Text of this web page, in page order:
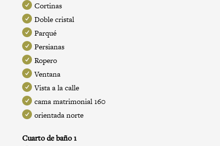
Cortinas
Doble cristal
Parqué
Persianas
Ropero
Ventana
Vista a la calle
cama matrimonial 160
orientada norte
Cuarto de baño 1